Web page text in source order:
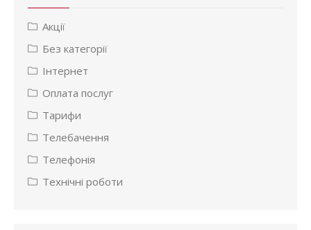
Акції
Без категорії
Інтернет
Оплата послуг
Тарифи
Телебачення
Телефонія
Технічні роботи